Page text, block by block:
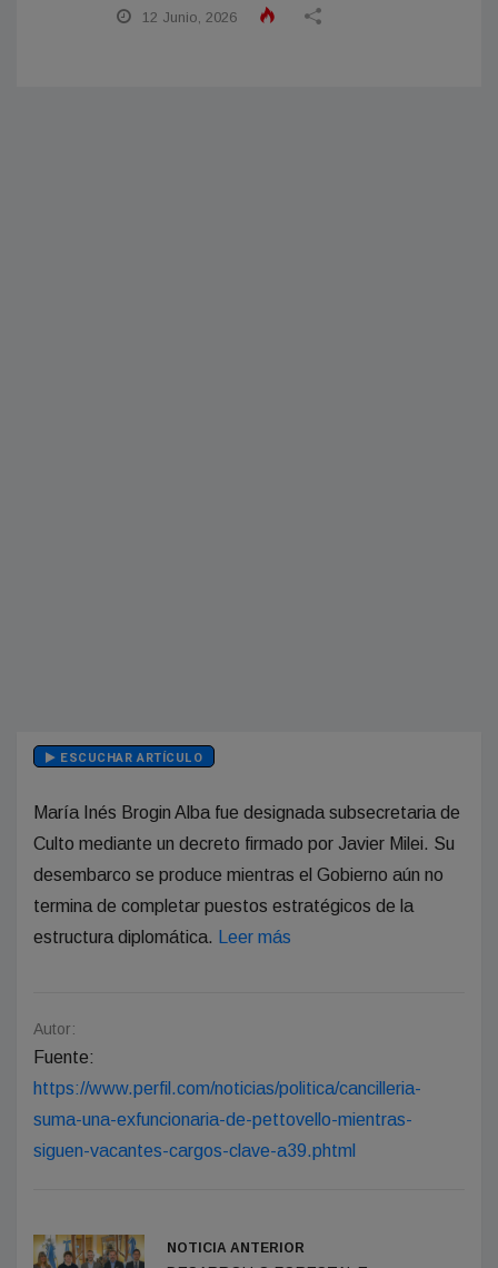
12 Junio, 2026
ESCUCHAR ARTÍCULO
María Inés Brogin Alba fue designada subsecretaria de
Culto mediante un decreto firmado por Javier Milei. Su
desembarco se produce mientras el Gobierno aún no
termina de completar puestos estratégicos de la
estructura diplomática.
Leer más
Autor:
Fuente:
https://www.perfil.com/noticias/politica/cancilleria-
suma-una-exfuncionaria-de-pettovello-mientras-
siguen-vacantes-cargos-clave-a39.phtml
NOTICIA ANTERIOR